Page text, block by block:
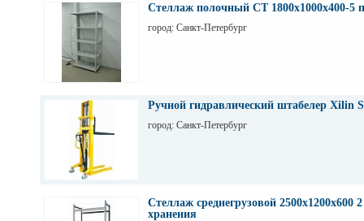
Стеллаж полочный СТ 1800х1000х400-5
город: Санкт-Петербург
Ручной гидравлический штабелер Xilin
город: Санкт-Петербург
Стеллаж среднегрузовой 2500х1200х600
хранения